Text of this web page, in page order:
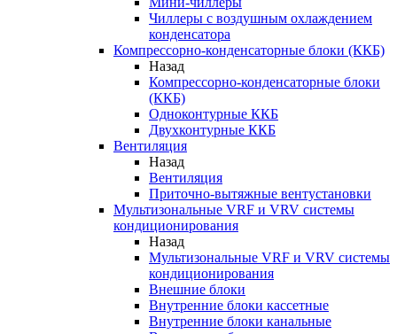
Чиллеры с воздушным охлаждением
конденсатора
Компрессорно-конденсаторные блоки (ККБ)
Назад
Компрессорно-конденсаторные блоки
(ККБ)
Одноконтурные ККБ
Двухконтурные ККБ
Вентиляция
Назад
Вентиляция
Приточно-вытяжные вентустановки
Мультизональные VRF и VRV системы
кондиционирования
Назад
Мультизональные VRF и VRV системы
кондиционирования
Внешние блоки
Внутренние блоки кассетные
Внутренние блоки канальные